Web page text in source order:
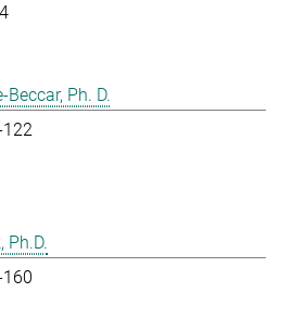
Ph. D.
Ph.D.